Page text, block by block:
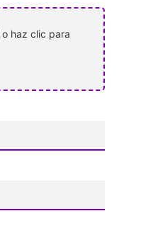
o haz clic para